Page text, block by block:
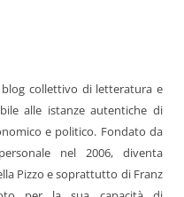
collettivo di letteratura e
alle istanze autentiche di
e politico. Fondato da
nel 2006, diventa
Pizzo e soprattutto di Franz